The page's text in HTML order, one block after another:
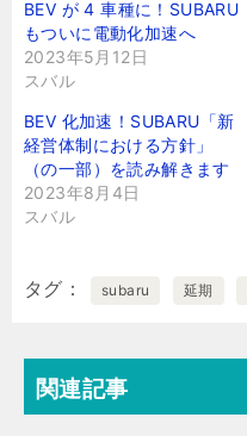
BEV が 4 車種に！SUBARU
もついに電動化加速へ
2023年5月12日
スバル
BEV 化加速！SUBARU「新
経営体制における方針」
（の一部）を読み解きます
2023年8月4日
スバル
タグ subaru 延期
関連記事